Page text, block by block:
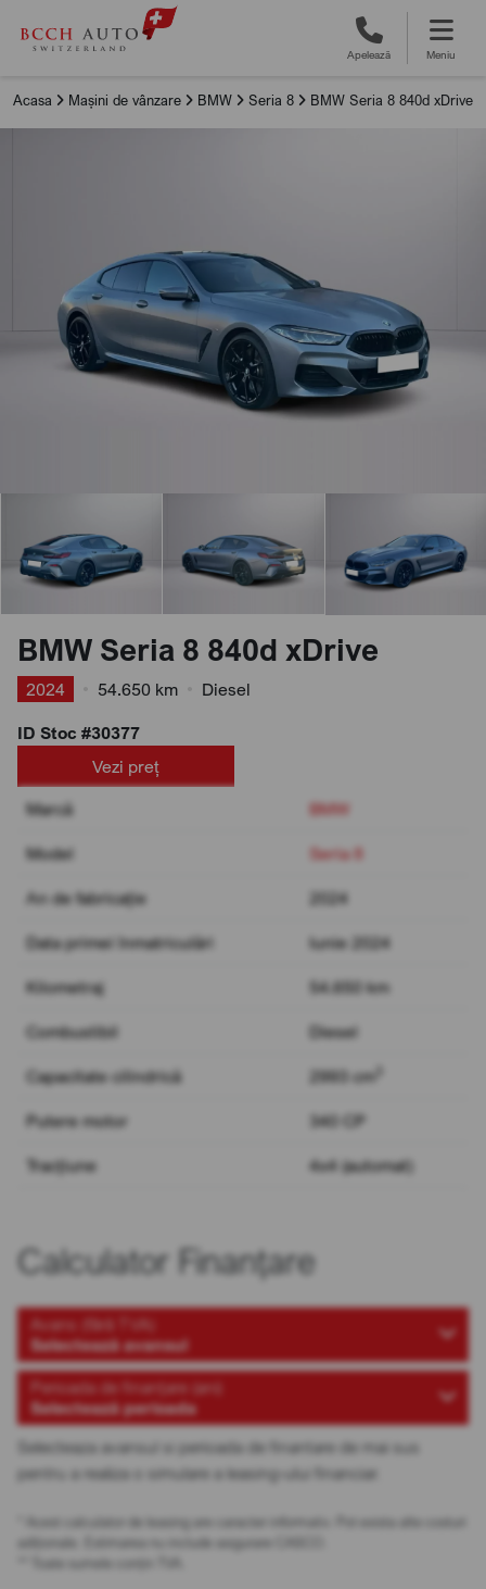
Apelează Meniu
Acasa Mașini de vânzare BMW Seria 8 BMW Seria 8 840d xDrive
BMW Seria 8 840d xDrive
2024 54.650 km
Diesel
ID Stoc #30377
Vezi preț
Marcă
BMW
Model Seria 8
An de fabricație 2024
Data primei înmatriculări Iunie 2024
Kilometraj 54.650 km
Combustibil Diesel
Capacitate cilindrică 2993 cm
Putere motor 340 CP
Tracțiune 4x4 (automat)
Calculator Finanțare
Avans (fără TVA)
Selectează avansul
Perioada de finanțare (ani)
Selectează perioada
Selecteaza avansul si perioada de finantare de mai sus
pentru a realiza o simulare a leasing-ului financiar.
* Acest calculator de leasing are caracter informativ. Pot exista alte costuri
adiționale. Estimarea nu include asigurare CASCO.
** Toate sumele conțin TVA.